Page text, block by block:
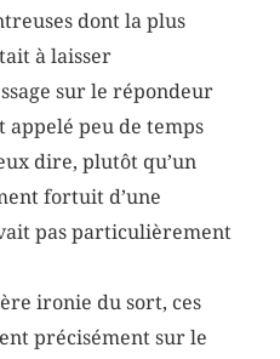
dont la plus
à laisser
sur le répondeur
appelé peu de temps
dire, plutôt qu’un
fortuit d’une
pas particulièrement
ironie du sort, ces
précisément sur le